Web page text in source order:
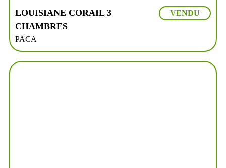
LOUISIANE CORAIL 3
CHAMBRES
PACA
VENDU